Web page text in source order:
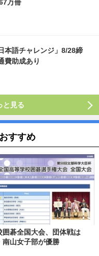
万冊
本語チャレンジ」8/28締
費助成あり
と見る
すすめ
囲碁全国大会、団体戦は
南山女子部が優勝